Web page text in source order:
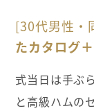
[30代男性・
たカタログ
式当日は手ぶ
と高級ハムの